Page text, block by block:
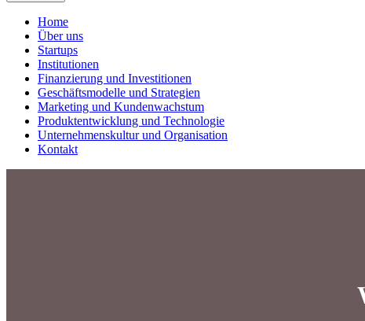
Home
Über uns
Startups
Institutionen
Finanzierung und Investitionen
Geschäftsmodelle und Strategien
Marketing und Kundenwachstum
Produktentwicklung und Technologie
Unternehmenskultur und Organisation
Kontakt